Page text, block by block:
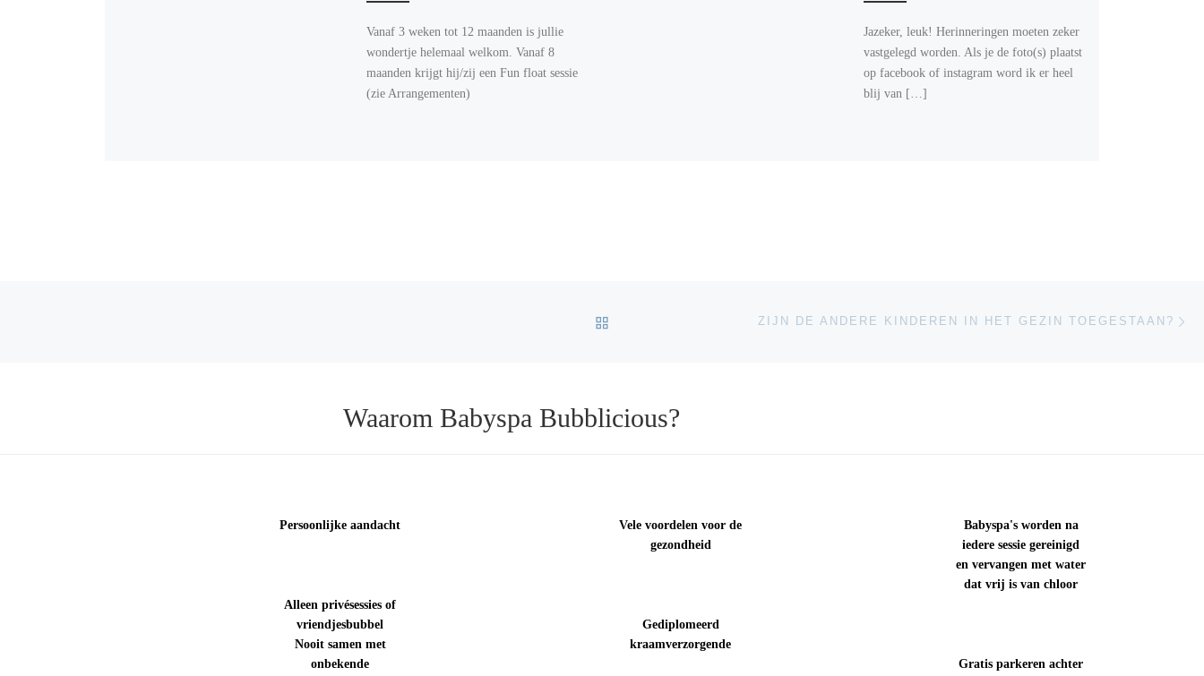
Vanaf 3 weken tot 12 maanden is jullie
wondertje helemaal welkom. Vanaf 8
maanden krijgt hij/zij een Fun float sessie
(zie Arrangementen)
Jazeker, leuk! Herinneringen moeten zeker
vastgelegd worden. Als je de foto(s) plaatst
op facebook of instagram word ik er heel
blij van […]
TERUG NAAR BERICHTENLIJSTZIJN DE ANDERE KINDEREN IN HET GEZIN TOEGESTAAN?
Waarom Babyspa Bubblicious?
Persoonlijke aandacht
Alleen privésessies of
vriendjesbubbel
Nooit samen met
onbekende
Vele voordelen voor de
gezondheid
Gediplomeerd
kraamverzorgende
Babyspa's worden na
iedere sessie gereinigd
en vervangen met water
dat vrij is van chloor
Gratis parkeren achter